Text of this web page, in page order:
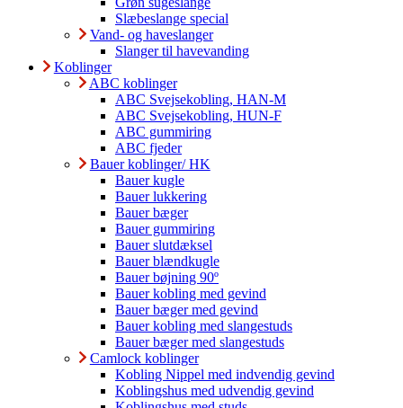
Slæbeslange special
Vand- og haveslanger
Slanger til havevanding
Koblinger
ABC koblinger
ABC Svejsekobling, HAN-M
ABC Svejsekobling, HUN-F
ABC gummiring
ABC fjeder
Bauer koblinger/ HK
Bauer kugle
Bauer lukkering
Bauer bæger
Bauer gummiring
Bauer slutdæksel
Bauer blændkugle
Bauer bøjning 90º
Bauer kobling med gevind
Bauer bæger med gevind
Bauer kobling med slangestuds
Bauer bæger med slangestuds
Camlock koblinger
Kobling Nippel med indvendig gevind
Koblingshus med udvendig gevind